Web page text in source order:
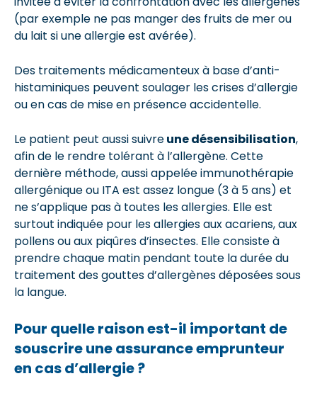
(par exemple ne pas manger des fruits de mer ou
du lait si une allergie est avérée).
Des traitements médicamenteux à base d’anti-
histaminiques peuvent soulager les crises d’allergie
ou en cas de mise en présence accidentelle.
Le patient peut aussi suivreune désensibilisation,
afin de le rendre tolérant à l’allergène. Cette
dernière méthode, aussi appelée immunothérapie
allergénique ou ITA est assez longue (3 à 5 ans) et
ne s’applique pas à toutes les allergies. Elle est
surtout indiquée pour les allergies aux acariens, aux
pollens ou aux piqûres d’insectes. Elle consiste à
prendre chaque matin pendant toute la durée du
traitement des gouttes d’allergènes déposées sous
la langue.
Pour quelle raison est-il important de
souscrire une assurance emprunteur
en cas d’allergie ?